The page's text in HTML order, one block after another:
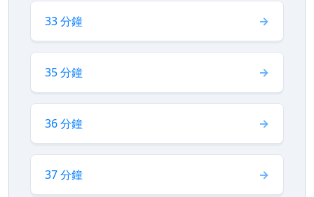
33 分鐘
35 分鐘
36 分鐘
37 分鐘